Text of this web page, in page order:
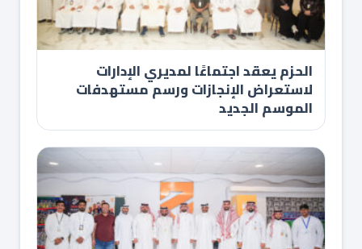
الحزم يعقد اجتماعًا لمديري الإدارات
لاستعراض الإنجازات ورسم مستهدفات
الموسم الجديد